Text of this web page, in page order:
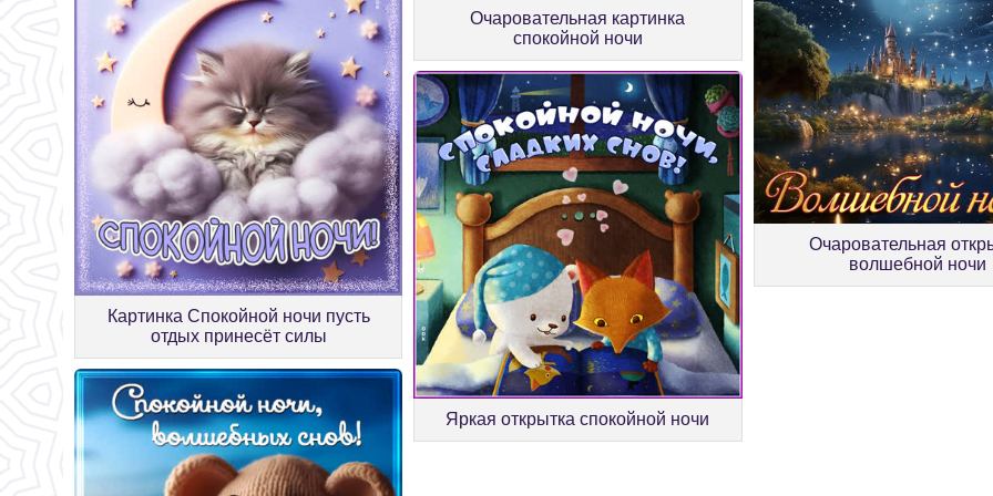
Картинка Спокойной ночи пусть
отдых принесёт силы
Очаровательная картинка
спокойной ночи
Очаровательная
волшебной ночи
Яркая открытка спокойной ночи